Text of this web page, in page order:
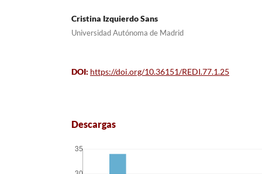
Cristina Izquierdo Sans
Universidad Autónoma de Madrid
DOI: https://doi.org/10.36151/REDI.77.1.25
Descargas